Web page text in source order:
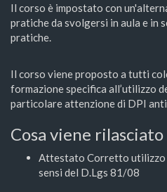
Il corso è impostato con
pratiche da svolgersi in aula e in
pratiche.
Il corso viene proposto a tutti
formazione specifica all’utilizzo
particolare attenzione di DPI
Cosa viene rilasciato
Attestato Corretto utilizzo
sensi del D.Lgs 81/08